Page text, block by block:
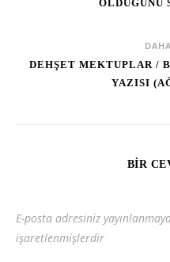
DEHŞET MEKTUPLAR /
YAZISI
BIR
E-posta adresiniz
işaretlenmişlerdir